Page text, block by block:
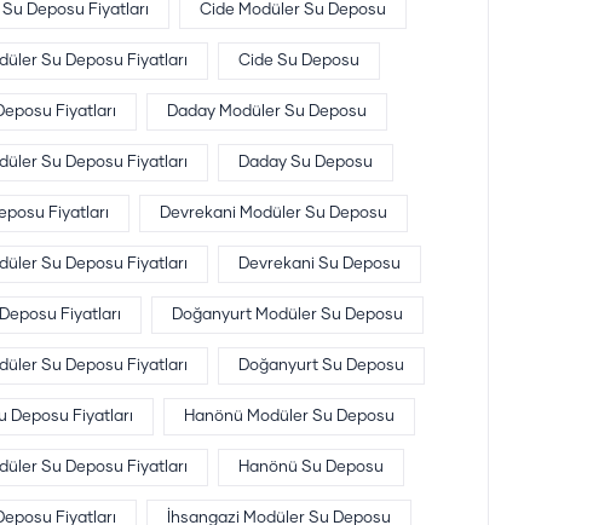
Deposu Fiyatları Cide Modüler Su Deposu
Su Deposu Fiyatları Cide Su Deposu
Fiyatları Daday Modüler Su Deposu
Su Deposu Fiyatları Daday Su Deposu
Fiyatları Devrekani Modüler Su Deposu
Su Deposu Fiyatları Devrekani Su Deposu
Fiyatları Doğanyurt Modüler Su Deposu
Su Deposu Fiyatları Doğanyurt Su Deposu
Deposu Fiyatları Hanönü Modüler Su Deposu
Su Deposu Fiyatları Hanönü Su Deposu
Fiyatları İhsangazi Modüler Su Deposu